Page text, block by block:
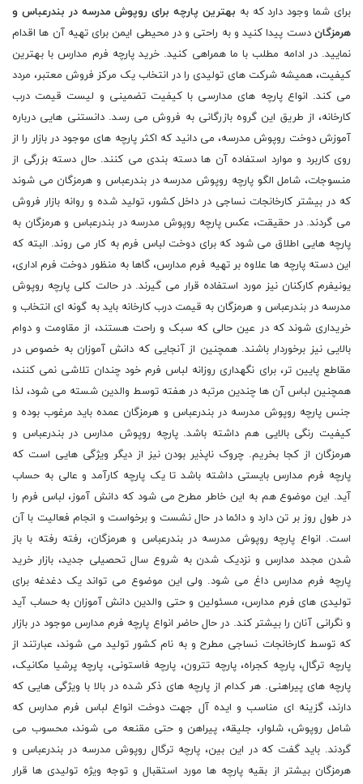
برای شما وجود دارد که به بهترین پارچه برای روپوش مدرسه در بندرعباس و
هرمزگاندست پیدا کنید و به راحتی و در محیطی ایمن برای تهیه آن ها اقدام
نمایید. در ادامه مطلب با ما همراهی کنید. خرید پارچه فرم مدارس با بهترین
کیفیت، همیشه شرکت های تولیدی را در انتخاب یک مرکز فروش معتبر، مردد
می کند. انواع پارچه های مدارسی با کیفیت تضمینی و لیست قیمت درب
کارخانه، از طریق این گروه بازرگانی به فروش می رسد. دانستنی هایی درباره
آموزش دوخت روپوش مدرسه، می دانید که اکثر پارچه های موجود در بازار را از
روی کاربرد و موارد استفاده آن ها دسته بندی می کنند. حال دسته بزرگی از
منسوجات، شامل الگو پارچه روپوش مدرسه در بندرعباس و هرمزگان می شوند
که در بیشتر کارخانجات نساجی در داخل کشور، تولید شده و روانه بازار فروش
می گردند. در حقیقت، عکس پارچه روپوش مدرسه در بندرعباس و هرمزگان به
پارچه هایی اطلاق می شود که برای دوخت لباس فرم به کار می روند. البته که
این دسته پارچه ها علاوه بر تهیه فرم مدارس، گاها به منظور دوخت فرم اداری،
یونیفرم کارکنان نیز مورد استفاده قرار می گیرند. در حالت کلی پارچه روپوش
مدرسه در بندرعباس و هرمزگان به قیمت درب کارخانه باید به گونه ای انتخاب و
خریداری شوند که در عین حالی که سبک و راحت هستند، از مقاومت و دوام
بالایی نیز برخوردار باشند. همچنین از آنجایی که دانش آموزان به خصوص در
مقاطع پایین تر، برای نگهداری روزانه لباس فرم خود چندان تلاشی نمی کنند،
همچنین لباس آن ها چندین مرتبه در هفته توسط والدین شسته می شود، لذا
جنس پارچه روپوش مدرسه در بندرعباس و هرمزگان عمده باید مرغوب بوده و
کیفیت رنگی بالایی هم داشته باشد. پارچه روپوش مدارس در بندرعباس و
هرمزگان از کجا بخریم. چروک ناپذیر بودن نیز از دیگر ویژگی هایی است که
پارچه فرم مدارس بایستی داشته باشد تا یک پارچه کارآمد و عالی به حساب
آید. این موضوع هم به این خاطر مطرح می شود که دانش آموز، لباس فرم را
در طول روز بر تن دارد و دائما در حال نشست و برخواست و انجام فعالیت با آن
است. انواع پارچه روپوش مدرسه در بندرعباس و هرمزگان، رفته رفته با باز
شدن مجدد مدارس و نزدیک شدن به شروع سال تحصیلی جدید، بازار خرید
پارچه فرم مدارس داغ می شود. ولی این موضوع می تواند یک دغدغه برای
تولیدی های فرم مدارس، مسئولین و حتی والدین دانش آموزان به حساب آید
و نگرانی آنان را بیشتر کند. در حال حاضر انواع پارچه فرم مدارس موجود در بازار
که توسط کارخانجات نساجی مطرح و به نام کشور تولید می شوند، عبارتند از
پارچه ترگال، پارچه کجراه، پارچه تترون، پارچه فاستونی، پارچه پرشیا مکانیک،
پارچه های پیراهنی. هر کدام از پارچه های ذکر شده در بالا با ویژگی هایی که
دارند، گزینه ای مناسب و ایده آل جهت دوخت انواع لباس فرم مدارس که
شامل روپوش، شلوار، جلیقه، پیراهن و حتی مقنعه می شوند، محسوب می
گردند. باید گفت که در این بین، پارچه ترگال روپوش مدرسه در بندرعباس و
هرمزگان بیشتر از بقیه پارچه ها مورد استقبال و توجه ویژه تولیدی ها قرار